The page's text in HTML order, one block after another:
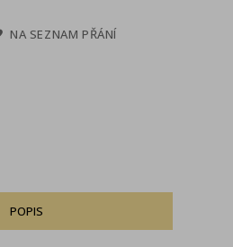
NA SEZNAM PŘÁNÍ
POPIS